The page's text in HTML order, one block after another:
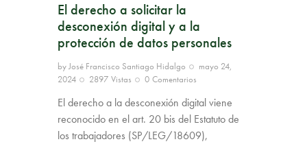
El derecho a solicitar la
desconexión digital y a la
protección de datos personales
byJosé Francisco Santiago Hidalgo
mayo 24,
2024
2897 Vistas 0 Comentarios
El derecho a la desconexión digital viene
reconocido en el art. 20 bis del Estatuto de
los trabajadores (SP/LEG/18609),